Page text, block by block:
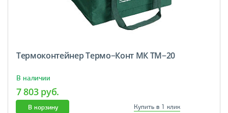
Термоконтейнер Термо−Конт МК ТМ−20
В наличии
7 803 руб.
В корзину Купить в 1 клик